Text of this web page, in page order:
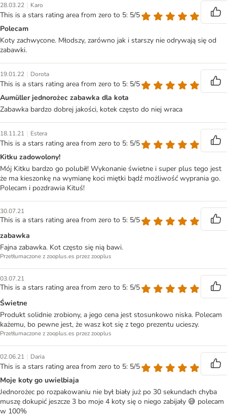
28.03.22 | Karo
This is a stars rating area from zero to 5: 5/5
Polecam
Koty zachwycone. Młodszy, zarówno jak i starszy nie odrywają się od
zabawki.
19.01.22 | Dorota
This is a stars rating area from zero to 5: 5/5
Aumüller jednorożec zabawka dla kota
Zabawka bardzo dobrej jakości, kotek często do niej wraca
18.11.21 | Estera
This is a stars rating area from zero to 5: 5/5
Kitku zadowolony!
Mój Kitku bardzo go polubił! Wykonanie świetne i super plus tego jest
że ma kieszonkę na wymianę koci miętki bądź możliwość wyprania go.
Polecam i pozdrawia Kituś!
30.07.21
This is a stars rating area from zero to 5: 5/5
zabawka
Fajna zabawka. Kot często się nią bawi.
Przetłumaczone z zooplus.es przez zooplus
03.07.21
This is a stars rating area from zero to 5: 5/5
Świetne
Produkt solidnie zrobiony, a jego cena jest stosunkowo niska. Polecam
każemu, bo pewne jest, że wasz kot się z tego prezentu ucieszy.
Przetłumaczone z zooplus.es przez zooplus
02.06.21 | Daria
This is a stars rating area from zero to 5: 5/5
Moje koty go uwielbiaja
Jednorożec po rozpakowaniu nie był biały już po 30 sekundach chyba
muszę dokupić jeszcze 3 bo moje 4 koty się o niego zabijały 😅 polecam
w 100%